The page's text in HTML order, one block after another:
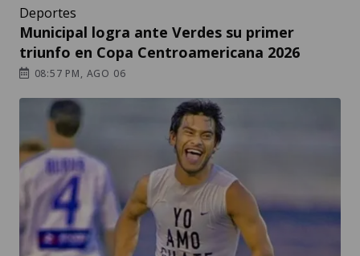
Deportes
Municipal logra ante Verdes su primer
triunfo en Copa Centroamericana 2026
08:57 PM, AGO 06